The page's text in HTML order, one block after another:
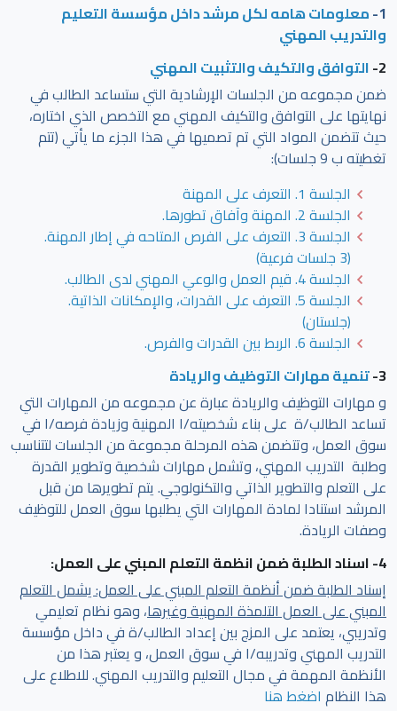
1- معلومات هامه لكل مرشد داخل مؤسسة التعليم
والتدريب المهني
2- التوافق والتكيف والتثبيت المهني
ضمن مجموعه من الجلسات الإرشادية التي ستساعد الطالب في
نهايتها على التوافق والتكيف المهني مع التخصص الذي اختاره،
حيث تتضمن المواد التي تم تصميها في هذا الجزء ما يأتي (تتم
تغطيته ب 9 جلسات):
الجلسة 1. التعرف على المهنة
الجلسة 2. المهنة وآفاق تطورها.
الجلسة 3. التعرف على الفرص المتاحه في إطار المهنة.
(3 جلسات فرعية)
الجلسة 4. قيم العمل والوعي المهني لدى الطالب.
الجلسة 5. التعرف على القدرات، والإمكانات الذاتية.
(جلستان)
الجلسة 6. الربط بين القدرات والفرص.
3- تنمية مهارات التوظيف والريادة
و مهارات التوظيف والريادة عبارة عن مجموعه من المهارات التي
تساعد الطالب/ة على بناء شخصيته/ا المهنية وزيادة فرصه/ا في
سوق العمل، وتتضمن هذه المرحلة مجموعة من الجلسات لتتناسب
وطلبة التدريب المهني، وتشمل مهارات شخصية وتطوير القدرة
على التعلم والتطوير الذاتي والتكنولوجي. يتم تطويرها من قبل
المرشد استنادا لمادة المهارات التي يطلبها سوق العمل للتوظيف
وصفات الريادة.
4- اسناد الطلبة ضمن انظمة التعلم المبني على العمل:
إسناد الطلبة ضمن أنظمة التعلم المبني على العمل: يشمل التعلم
المبني على العمل التلمذة المهنية وغيرها، وهو نظام تعليمي
وتدريبي، يعتمد على المزج بين إعداد الطالب/ة في داخل مؤسسة
التدريب المهني وتدريبه/ا في سوق العمل، و يعتبر هذا من
الأنظمة المهمة في مجال التعليم والتدريب المهني. للاطلاع على
هذا النظام اضغط هنا